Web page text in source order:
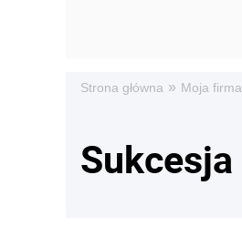
Strona główna » Moja firma
Sukcesja